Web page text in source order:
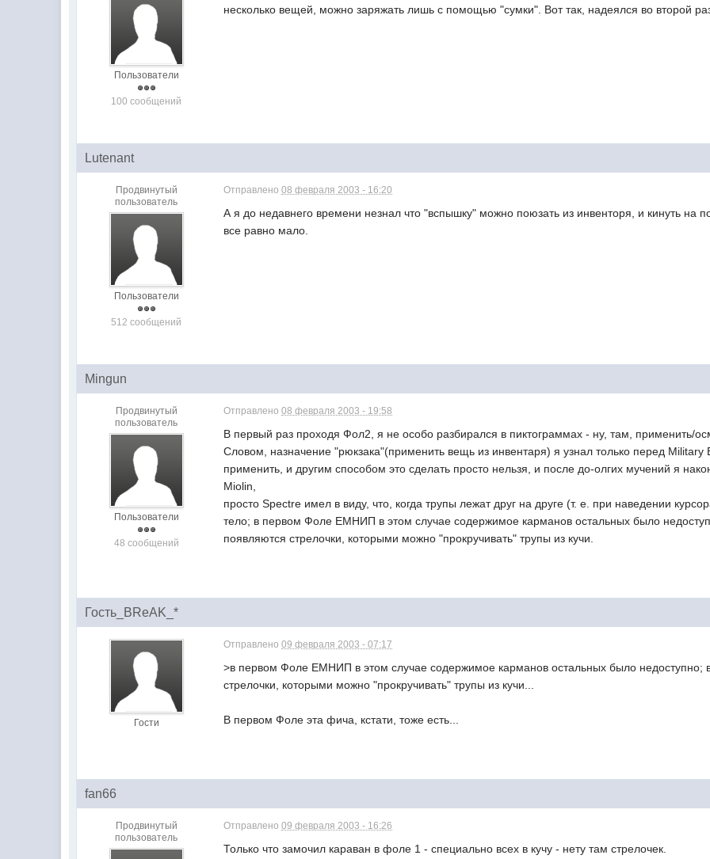
Пользователи
100 сообщений
несколько вещей, можно заряжать лишь с помощью "сумки". Вот так, надеялся во второй
Lutenant
Продвинутый
пользователь
Пользователи
512 сообщений
Отправлено08 февраля 2003 - 16:20
А я до недавнего времени незнал что "вспышку" можно поюзать из инвенторя, и кинуть на
все равно мало.
Mingun
Продвинутый
пользователь
Пользователи
48 сообщений
Отправлено08 февраля 2003 - 19:58
В первый раз проходя Фол2, я не особо разбирался в пиктограммах - ну, там, применить/
Словом, назначение "рюкзака"(применить вещь из инвентаря) я узнал только перед Military
применить, и другим способом это сделать просто нельзя, и после до-олгих мучений я
Miolin,
просто Spectre имел в виду, что, когда трупы лежат друг на друге (т. е. при наведении
тело; в первом Фоле ЕМНИП в этом случае содержимое карманов остальных было
появляются стрелочки, которыми можно "прокручивать" трупы из кучи.
Гость_BReAK_*
Гости
Отправлено09 февраля 2003 - 07:17
>в первом Фоле ЕМНИП в этом случае содержимое карманов остальных было недоступно;
стрелочки, которыми можно "прокручивать" трупы из кучи...
В первом Фоле эта фича, кстати, тоже есть...
fan66
Продвинутый
пользователь
Отправлено09 февраля 2003 - 16:26
Только что замочил караван в фоле 1 - специально всех в кучу - нету там стрелочек.